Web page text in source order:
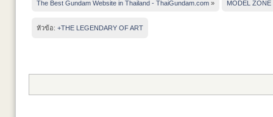
The Best Gundam Website in Thailand - ThaiGundam.com » MODEL ZONE
หัวข้อ: +THE LEGENDARY OF ART